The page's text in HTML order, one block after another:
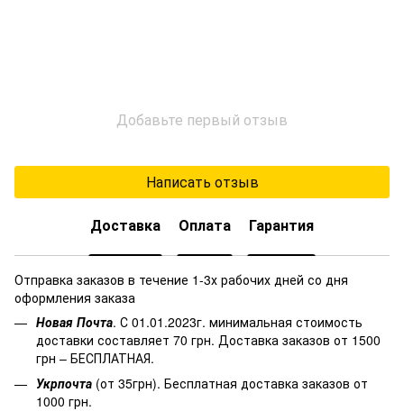
Добавьте первый отзыв
Написать отзыв
Доставка Оплата Гарантия
Отправка заказов в течение 1-3х рабочих дней со дня
оформления заказа
Новая Почта. С 01.01.2023г. минимальная стоимость
доставки составляет 70 грн. Доставка заказов от 1500
грн – БЕСПЛАТНАЯ.
Укрпочта (от 35грн). Бесплатная доставка заказов от
1000 грн.